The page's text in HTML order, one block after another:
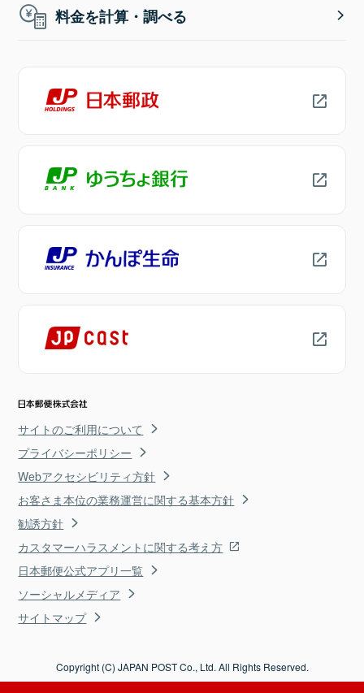
料金を計算・調べる
サイトのご利用について
プライバシーポリシー
Webアクセシビリティ方針
お客さま本位の業務運営に関する基本方針
勧誘方針
カスタマーハラスメントに関する考え方
日本郵便公式アプリ一覧
ソーシャルメディア
サイトマップ
Copyright (C) JAPAN POST Co., Ltd. All Rights Reserved.